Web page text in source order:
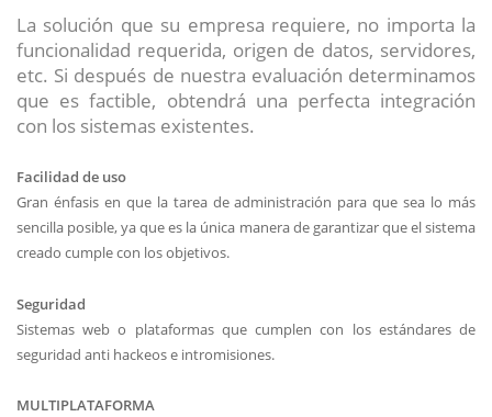
La solución que su empresa requiere, no importa la
funcionalidad requerida, origen de datos, servidores,
etc. Si después de nuestra evaluación determinamos
que es factible, obtendrá una perfecta integración
con los sistemas existentes.
Facilidad de uso
Gran énfasis en que la tarea de administración para que sea lo más
sencilla posible, ya que es la única manera de garantizar que el sistema
creado cumple con los objetivos.
Seguridad
Sistemas web o plataformas que cumplen con los estándares de
seguridad anti hackeos e intromisiones.
MULTIPLATAFORMA